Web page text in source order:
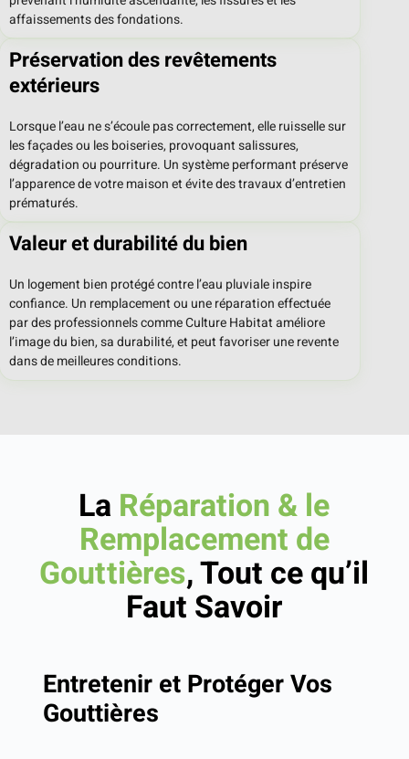
affaissements des fondations.
Préservation des revêtements
extérieurs
Lorsque l’eau ne s’écoule pas correctement, elle ruisselle sur
les façades ou les boiseries, provoquant salissures,
dégradation ou pourriture. Un système performant préserve
l’apparence de votre maison et évite des travaux d’entretien
prématurés.
Valeur et durabilité du bien
Un logement bien protégé contre l’eau pluviale inspire
confiance. Un remplacement ou une réparation effectuée
par des professionnels comme Culture Habitat améliore
l’image du bien, sa durabilité, et peut favoriser une revente
dans de meilleures conditions.
La Réparation & le
Remplacement de
Gouttières, Tout ce qu’il
Faut Savoir
Entretenir et Protéger Vos
Gouttières